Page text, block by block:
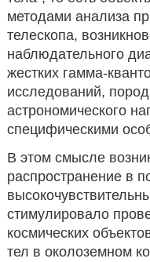
методами анализа
телескопа,
наблюдательного
жестких гамма-
исследований,
астрономического
специфическими
В этом смысле
распространение в
стимулировало
космических
тел в околоземном